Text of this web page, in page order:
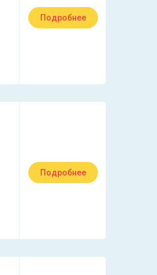
Подробнее
Подробнее